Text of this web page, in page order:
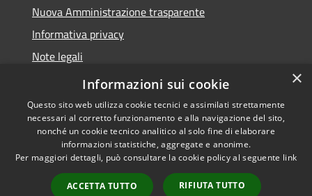
Nuova Amministrazione trasparente
Informativa privacy
Note legali
Dichiarazione di accessibilità
Accessibilità
Copyright © 2026 • Comune di
Danta di Cadore • Powered by
Municipium•
Accesso
×
Informazioni sui cookie
Questo sito web utilizza cookie tecnici e assimilati strettamente
necessari al corretto funzionamento e alla navigazione del sito,
nonché un cookie tecnico analitico al solo fine di elaborare
informazioni statistiche, aggregate e anonime.
Per maggiori dettagli, può consultare la cookie policy al seguente link
ACCETTA TUTTO RIFIUTA TUTTO